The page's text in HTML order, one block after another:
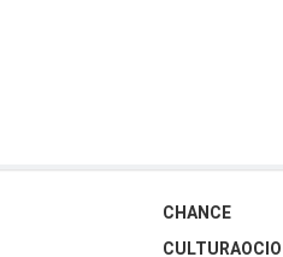
CHANCE
CULTURAOCIO